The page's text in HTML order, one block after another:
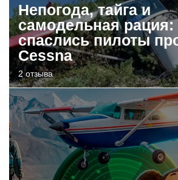
Непогода, тайга и
самодельная рация:
спаслись пилоты
Cessna
2 отзыва